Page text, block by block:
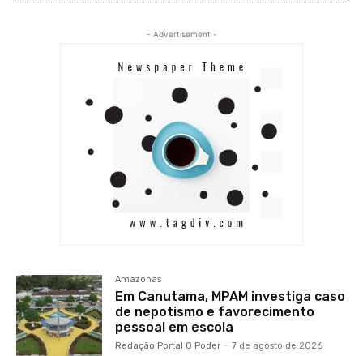
- Advertisement -
Amazonas
Em Canutama, MPAM investiga caso
de nepotismo e favorecimento
pessoal em escola
Redação Portal O Poder - 7 de agosto de 2026